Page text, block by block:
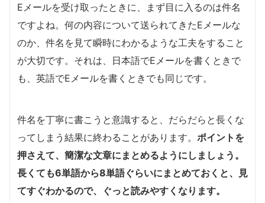
Eメールを受け取ったときに、まず目に入るのは件名
ですよね。何の内容について送られてきたEメールな
のか、件名を見て瞬時にわかるような工夫をすること
が大切です。それは、日本語でEメールを書くときで
も、英語でEメールを書くときでも同じです。
件名を丁寧に書こうと意識すると、だらだらと長くな
ってしまう結果に終わることがあります。 ポイントを
押さえて、簡潔な文章にまとめるようにしましょう。
長くても6単語から8単語ぐらいにまとめておくと、見
てすぐわかるので、ぐっと読みやすくなります。